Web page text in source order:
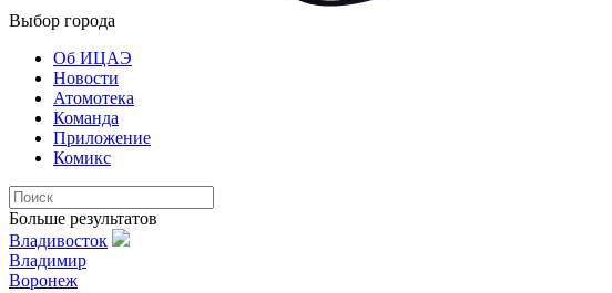
Выбор города
Об ИЦАЭ
Новости
Атомотека
Команда
Приложение
Комикс
Больше результатов
Владивосток
Владимир
Воронеж